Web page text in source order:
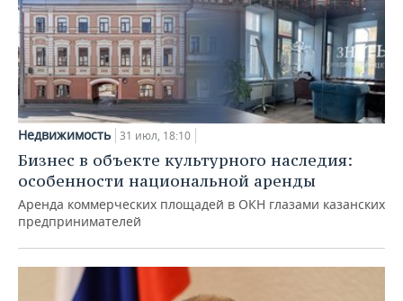
Недвижимость 31 июл, 18:10
Бизнес в объекте культурного наследия:
особенности национальной аренды
Аренда коммерческих площадей в ОКН глазами казанских
предпринимателей